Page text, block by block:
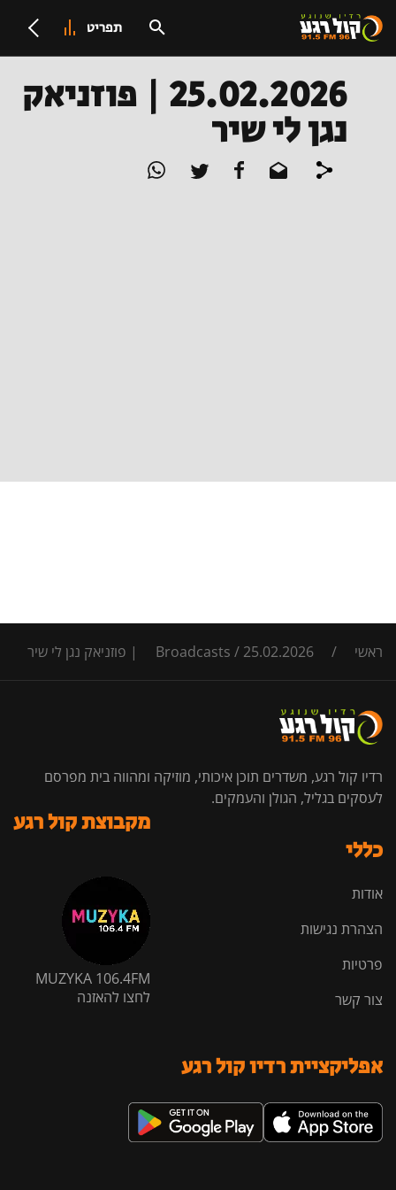
תפריט
25.02.2026 | פוזניאק
נגן לי שיר
ראשי /
Broadcasts / 25.02.2026 | פוזניאק נגן לי שיר
רדיו קול רגע, משדרים תוכן איכותי, מוזיקה ומהווה בית מפרסם
לעסקים בגליל, הגולן והעמקים.
כללי
אודות
הצהרת נגישות
פרטיות
צור קשר
מקבוצת קול רגע
MUZYKA 106.4FM
לחצו להאזנה
אפליקציית רדיו קול רגע